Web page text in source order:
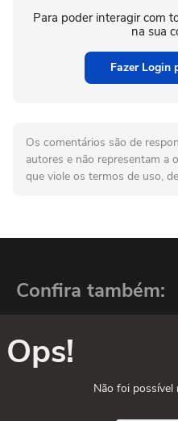
Para poder interagir com
na sua
Fazer Login
Os comentários são de
autores e não representam a
que viole os termos de uso,
Confira também:
Ops!
Não foi possível